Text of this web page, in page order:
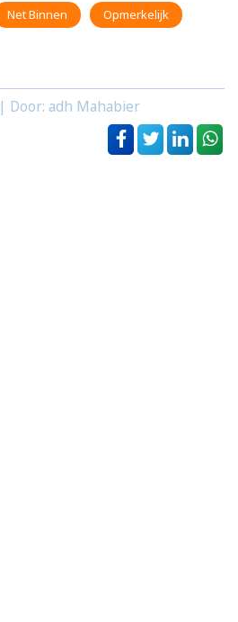
Net Binnen Opmerkelijk
| Door: adh Mahabier